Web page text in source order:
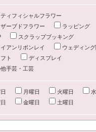
ィフィシャルフラワー
ーブドフラワー
ラッピング
スクラップブッキング
アンリボンレイ
ウェディン
ト
ディスプレイ
手芸・工芸
月曜日 火曜日
金曜日 土曜日